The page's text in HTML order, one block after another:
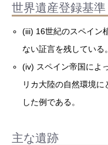
世界遺産登録基準
(iii) 16世紀のスペイン
ない証言を残している。
(iv) スペイン帝国によ
リカ大陸の自然環境
した例である。
主な遺跡